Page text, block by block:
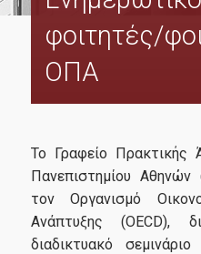
Scientific
External
φοιτητές/
ΟΠΑ
Το Γραφείο Πρακτικής
Πανεπιστημίου
τον Οργανισμό
Ανάπτυξης (OECD),
διαδικτυακό